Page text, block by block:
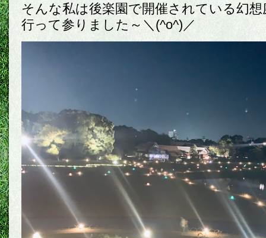
そんな私は後楽園で開催されている幻想
行って参りました～＼(^o^)／